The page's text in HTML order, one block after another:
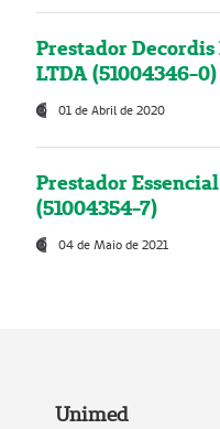
Prestador
LTDA (51004346-0)
01 de Abril de 2020
Prestador
(51004354-7)
04 de Maio de 2021
Unimed